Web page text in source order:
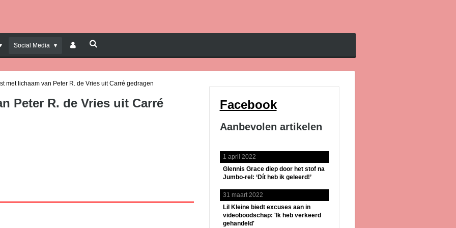
Social Media
met lichaam van Peter R. de Vries uit Carré gedragen
Peter R. de Vries uit Carré Facebook
Aanbevolen artikelen
1 april 2022
Glennis Grace diep door het stof na
Jumbo-rel: ‘Dít heb ik geleerd!’
31 maart 2022
Lil Kleine biedt excuses aan in
videoboodschap: 'Ik heb verkeerd
gehandeld'